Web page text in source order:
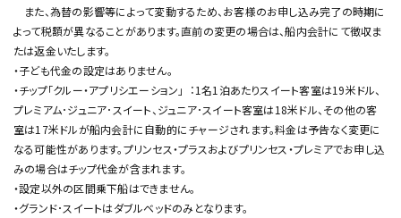
また、為替の影響等によって変動するため、お客様のお申し込み完了の時期に
よって税額が異なることがあります。直前の変更の場合は、船内会計にて徴収ま
たは返⾦いたします。
・⼦ども代⾦の設定はありません。
・チップ「クルー・アプリシエーション」︓1名1泊あたりスイート客室は19⽶ドル、
プレミアム･ジュニア･スイート、ジュニア･スイート客室は18⽶ドル、その他の客
室は17⽶ドルが船内会計に⾃動的にチャージされます。料⾦は予告なく変更に
なる可能性があります。プリンセス・プラスおよびプリンセス・プレミアでお申し込
みの場合はチップ代⾦が含まれます。
・設定以外の区間乗下船はできません。
・グランド･スイートはダブルベッドのみとなります。